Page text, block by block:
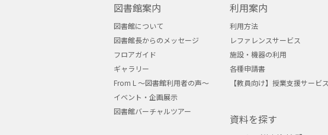
図書館案内
図書館について
図書館長からのメッセージ
フロアガイド
ギャラリー
From L ～図書館利用者の声～
イベント・企画展示
図書館バーチャルツアー
利用案内
利用方法
レファレンスサービス
施設・機器の利用
各種申請書
【教員向け】授業支援サービス
資料を探す